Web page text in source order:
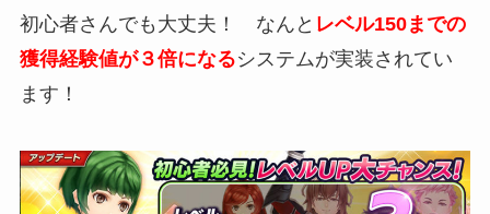
初心者さんでも大丈夫！ なんと レベル150までの
獲得経験値が３倍になるシステムが実装されてい
ます！